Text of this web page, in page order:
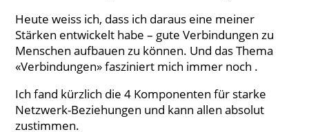
Heute weiss ich, dass ich daraus eine meiner
Stärken entwickelt habe – gute Verbindungen zu
Menschen aufbauen zu können. Und das Thema
«Verbindungen» fasziniert mich immer noch .
Ich fand kürzlich die 4 Komponenten für starke
Netzwerk-Beziehungen und kann allen absolut
zustimmen.